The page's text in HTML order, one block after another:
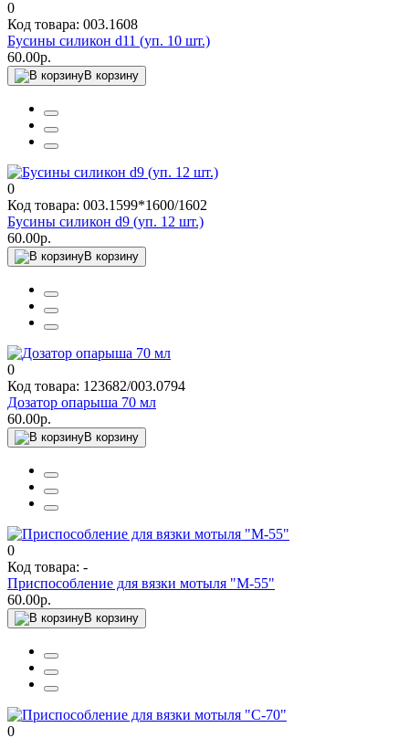
0
Код товара: 003.1608
Бусины силикон d11 (уп. 10 шт.)
60.00р.
В корзину
0
Код товара: 003.1599*1600/1602
Бусины силикон d9 (уп. 12 шт.)
60.00р.
В корзину
0
Код товара: 123682/003.0794
Дозатор опарыша 70 мл
60.00р.
В корзину
0
Код товара: -
Приспособление для вязки мотыля "М-55"
60.00р.
В корзину
0